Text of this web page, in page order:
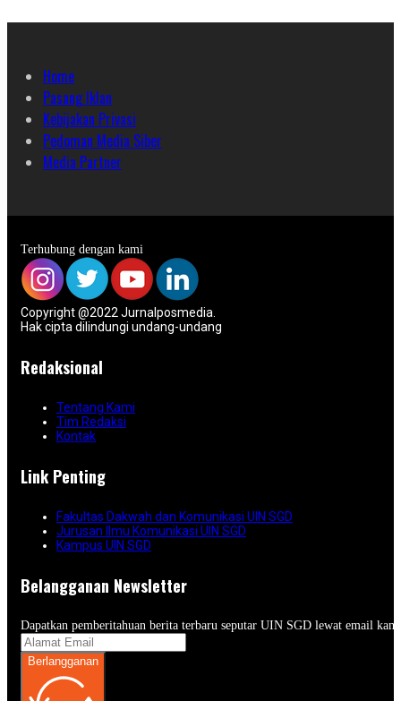
Home
Pasang Iklan
Kebijakan Privasi
Pedoman Media Siber
Media Partner
Terhubung dengan kami
Copyright @2022 Jurnalposmedia.
Hak cipta dilindungi undang-undang
Redaksional
Tentang Kami
Tim Redaksi
Kontak
Link Penting
Fakultas Dakwah dan Komunikasi UIN SGD
Jurusan Ilmu Komunikasi UIN SGD
Kampus UIN SGD
Belangganan Newsletter
Dapatkan pemberitahuan berita terbaru seputar UIN SGD lewat email
Berlangganan